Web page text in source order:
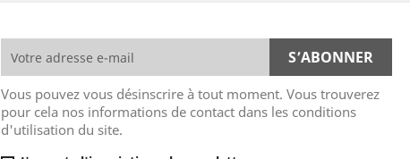
Vous pouvez vous désinscrire à tout moment. Vous trouverez
pour cela nos informations de contact dans les conditions
d'utilisation du site.